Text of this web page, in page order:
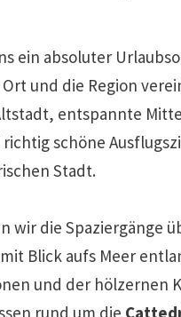
ein absoluter
und die Region
entspannte
schöne
Stadt.
wir die Spaziergänge
Blick aufs Meer
und der hölzernen
rund um die